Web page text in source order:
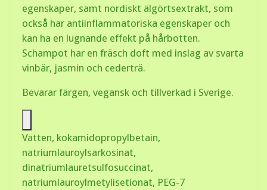
egenskaper, samt nordiskt älgörtsextrakt, som
också har antiinflammatoriska egenskaper och
kan ha en lugnande effekt på hårbotten.
Schampot har en fräsch doft med inslag av svarta
vinbär, jasmin och cederträ.
Bevarar färgen, vegansk och tillverkad i Sverige.
Vatten, kokamidopropylbetain,
natriumlauroylsarkosinat,
dinatriumlauretsulfosuccinat,
natriumlauroylmetylisetionat, PEG-7